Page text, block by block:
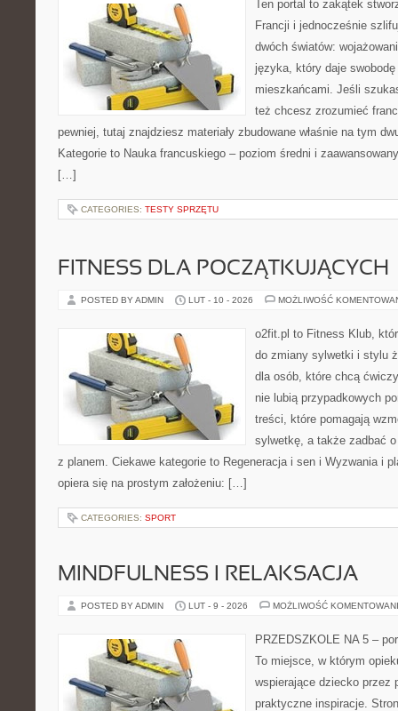
Ten portal to zakątek
Francji i jednocześnie
dwóch światów:
języka, który daje
mieszkańcami. Jeśli
też chcesz zrozumieć
pewniej, tutaj znajdziesz materiały zbudowane właśnie na tym
Kategorie to Nauka francuskiego – poziom średni i
[…]
CATEGORIES: TESTY SPRZĘTU
FITNESS DLA POCZĄTKUJĄCYCH
POSTED BY ADMIN LUT - 10 - 2026 MOŻLIWOŚĆ
o2fit.pl to Fitness Klub,
do zmiany sylwetki i stylu
dla osób, które chcą
nie lubią przypadkowych
treści, które pomagają
sylwetkę, a także zadbać
z planem. Ciekawe kategorie to Regeneracja i sen i Wyzwania i
opiera się na prostym założeniu: […]
CATEGORIES: SPORT
MINDFULNESS I RELAKSACJA
POSTED BY ADMIN LUT - 9 - 2026 MOŻLIWOŚĆ
PRZEDSZKOLE NA 5 –
To miejsce, w którym
wspierające dziecko przez
praktyczne inspiracje.